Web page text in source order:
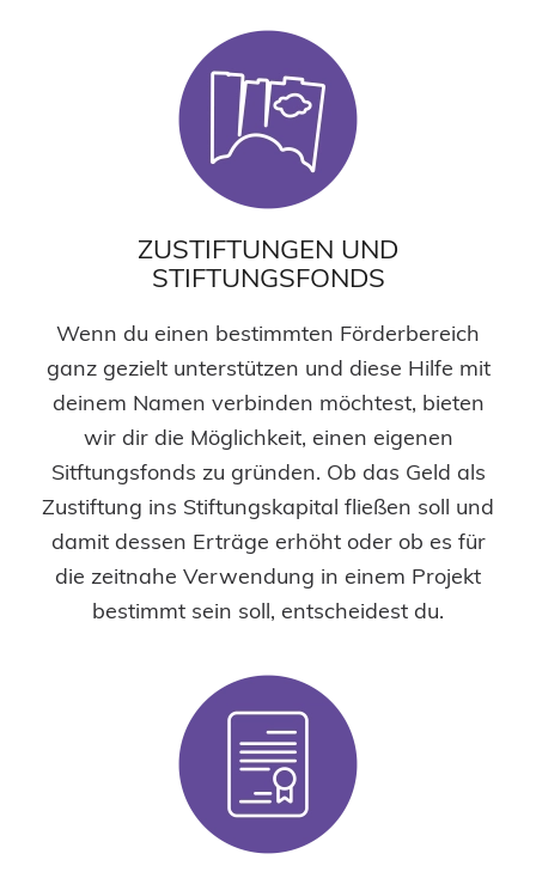
ZUSTIFTUNGEN UND
STIFTUNGSFONDS
Wenn du einen bestimmten Förderbereich
ganz gezielt unterstützen und diese Hilfe mit
deinem Namen verbinden möchtest, bieten
wir dir die Möglichkeit, einen eigenen
Sitftungsfonds zu gründen. Ob das Geld als
Zustiftung ins Stiftungskapital fließen soll und
damit dessen Erträge erhöht oder ob es für
die zeitnahe Verwendung in einem Projekt
bestimmt sein soll, entscheidest du.